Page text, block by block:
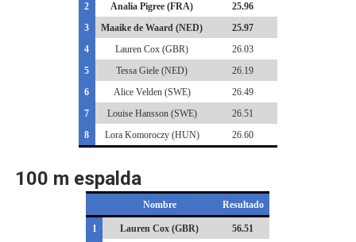
2
Analia Pigree (FRA)
25.96
3
Maaike de Waard (NED)
25.97
4
Lauren Cox (GBR)
26.03
5
Tessa Giele (NED)
26.19
6
Alice Velden (SWE)
26.49
7
Louise Hansson (SWE)
26.51
8
Lora Komoroczy (HUN) 26.60
100 m espalda
Nombre Resultado
1 Lauren Cox (GBR)
56.51